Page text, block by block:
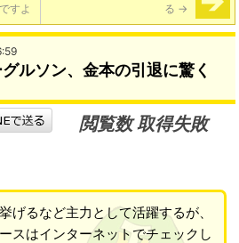
すよ
る →
ルソン、金本の引退に驚く
閲覧数 取得失敗
げるなど主力として活躍するが、
スはインターネットでチェックし